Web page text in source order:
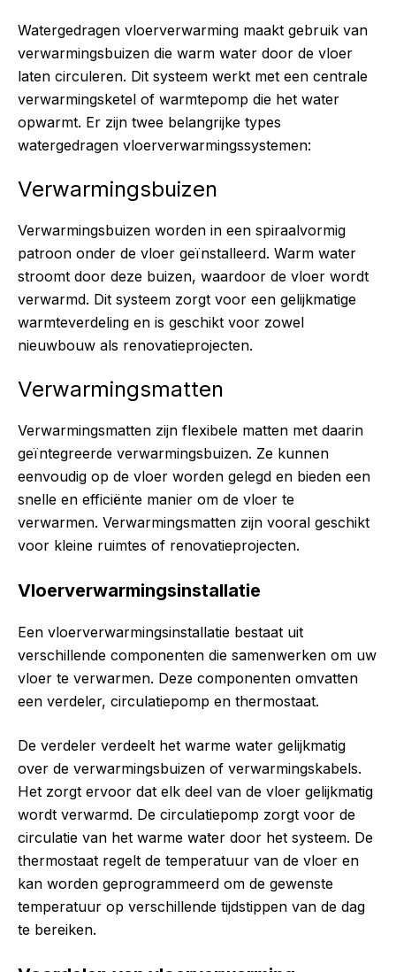
Watergedragen vloerverwarming maakt gebruik van
verwarmingsbuizen die warm water door de vloer
laten circuleren. Dit systeem werkt met een centrale
verwarmingsketel of warmtepomp die het water
opwarmt. Er zijn twee belangrijke types
watergedragen vloerverwarmingssystemen:
Verwarmingsbuizen
Verwarmingsbuizen worden in een spiraalvormig
patroon onder de vloer geïnstalleerd. Warm water
stroomt door deze buizen, waardoor de vloer wordt
verwarmd. Dit systeem zorgt voor een gelijkmatige
warmteverdeling en is geschikt voor zowel
nieuwbouw als renovatieprojecten.
Verwarmingsmatten
Verwarmingsmatten zijn flexibele matten met daarin
geïntegreerde verwarmingsbuizen. Ze kunnen
eenvoudig op de vloer worden gelegd en bieden een
snelle en efficiënte manier om de vloer te
verwarmen. Verwarmingsmatten zijn vooral geschikt
voor kleine ruimtes of renovatieprojecten.
Vloerverwarmingsinstallatie
Een vloerverwarmingsinstallatie bestaat uit
verschillende componenten die samenwerken om uw
vloer te verwarmen. Deze componenten omvatten
een verdeler, circulatiepomp en thermostaat.
De verdeler verdeelt het warme water gelijkmatig
over de verwarmingsbuizen of verwarmingskabels.
Het zorgt ervoor dat elk deel van de vloer gelijkmatig
wordt verwarmd. De circulatiepomp zorgt voor de
circulatie van het warme water door het systeem. De
thermostaat regelt de temperatuur van de vloer en
kan worden geprogrammeerd om de gewenste
temperatuur op verschillende tijdstippen van de dag
te bereiken.